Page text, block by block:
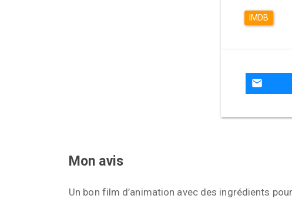
IMDB
Mon avis
Un bon film d’animation avec des ingrédients